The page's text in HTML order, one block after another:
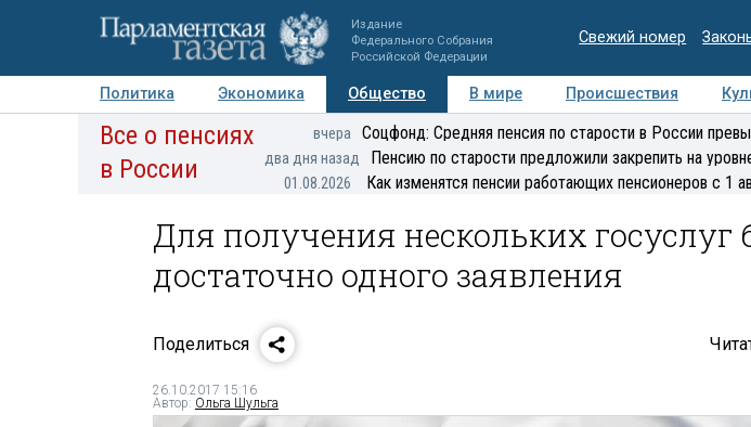
Издание
Федерального Собрания
Российской Федерации
Свежий номер
Политика Экономика Общество В мире Происшествия
Авторы Персоны Мнения Регионы Медиацентр Интервью
Все о пенсиях
в России
вчера Соцфонд: Средняя пенсия по старости в России
два дня назад Пенсию по старости предложили закрепить на
01.08.2026 Как изменятся пенсии работающих пенсионеров с 1
Для получения нескольких госуслуг
достаточно одного заявления
Поделиться
26.10.2017 15:16
Автор: Ольга Шульга